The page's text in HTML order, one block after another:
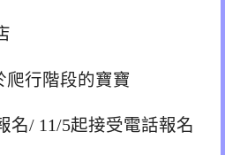
行階段的寶寶
名/ 11/5起接受電話報名